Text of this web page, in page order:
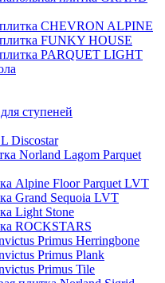
CHEVRON ALPINE
FUNKY HOUSE
PARQUET LIGHT
ступеней
Discostar
Norland Lagom Parquet
Alpine Floor Parquet LVT
Grand Sequoia LVT
Light Stone
ROCKSTARS
Primus Herringbone
Primus Plank
Primus Tile